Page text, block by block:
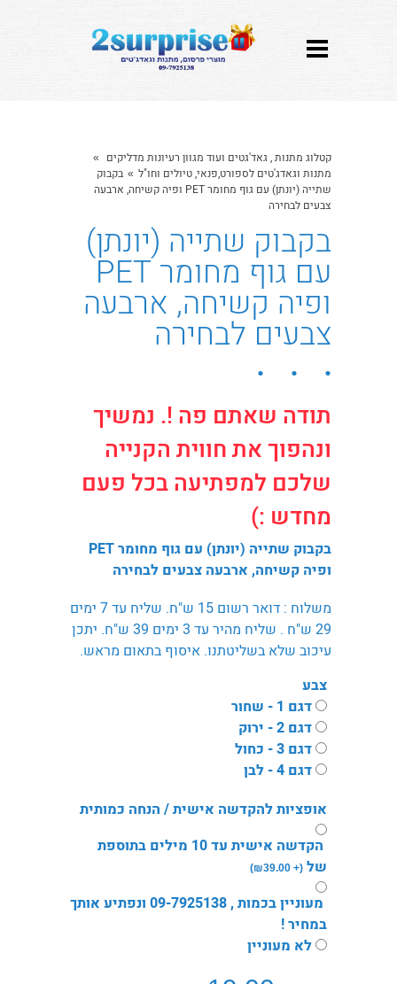
קטלוג מתנות , גאד'גטים ועוד מגוון רעיונות מדליקים »
מתנות וגאדג'טים לספורט,פנאי, טיולים וחו"ל » בקבוק
שתייה (יונתן) עם גוף מחומר PET ופיה קשיחה, ארבעה
צבעים לבחירה
בקבוק שתייה (יונתן)
עם גוף מחומר PET
ופיה קשיחה, ארבעה
צבעים לבחירה
תודה שאתם פה !. נמשיך
ונהפוך את חווית הקנייה
שלכם למפתיעה בכל פעם
מחדש :)
בקבוק שתייה (יונתן) עם גוף מחומר PET
ופיה קשיחה, ארבעה צבעים לבחירה
משלוח : דואר רשום 15 ש"ח. שליח עד 7 ימים
29 ש"ח . שליח מהיר עד 3 ימים 39 ש"ח. יתכן
עיכוב שלא בשליטתנו. איסוף בתאום מראש.
צבע
דגם 1 - שחור
דגם 2 - ירוק
דגם 3 - כחול
דגם 4 - לבן
אופציות להקדשה אישית / הנחה כמותית
הקדשה אישית עד 10 מילים בתוספת
של (+
₪39.00)
מעוניין בכמות , 09-7925138 ונפתיע אותך
במחיר !
לא מעוניין